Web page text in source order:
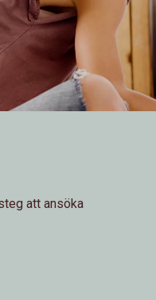
att ansöka